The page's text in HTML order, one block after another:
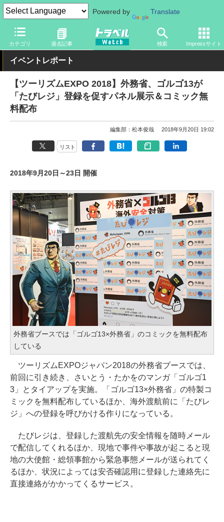
Powered by Translate
カテゴリ 過去記事 検索 Impressサイト
トラベル Watch イベント ツーリズムEXPOジャパン 2018
イベントレポート
【ツーリズムEXPO 2018】外務省、ゴルゴ13が
「たびレジ」登録を促すパネル展示＆コミック無
料配布
編集部：松本俊哉 2018年9月20日 19:02
リスト
2018年9月20日～23日 開催
外務省ブースでは「ゴルゴ13×外務省」のコミックを無料配布
している
ツーリズムEXPOジャパン2018の外務省ブースでは、
前回に引き続き、さいとう・たかをのマンガ「ゴルゴ1
3」とタイアップを実施。「ゴルゴ13×外務省」の特製コ
ミックを無料配布しているほか、海外渡航前に「たびレ
ジ」への登録を呼びかける作りになっている。
たびレジは、登録した渡航先の安全情報を随時メール
で配信してくれるほか、現地で事件や事故が起こると現
地の大使館・総領事館から緊急事態メールが送られてく
るほか、状況によっては安否確認用に登録した連絡先に
直接連絡がかかってくるサービス。